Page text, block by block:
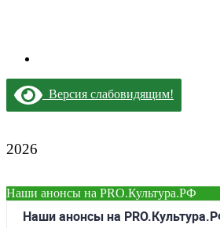
Версия слабовидящим!
2026
Наши анонсы на PRO.Культура.РФ